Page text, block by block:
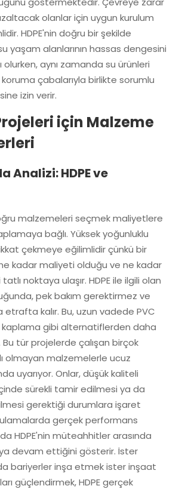
olanlar için uygun kurulum
HDPE'nin doğru bir şekilde
yaşam alanlarının hassas dengesini
olurken, aynı zamanda su ürünleri
çabalarıyla birlikte sorumlu
izin verir.
için Malzeme
Analizi: HDPE ve
malzemeleri seçmek maliyetlere
bağlı. Yüksek yoğunluklu
çekmeye eğilimlidir çünkü bir
kadar maliyeti olduğu ve ne kadar
noktaya ulaşır. HDPE ile ilgili olan
pek bakım gerektirmez ve
etrafta kalır. Bu, uzun vadede PVC
kaplama gibi alternatiflerden daha
tür projelerde çalışan birçok
olmayan malzemelerle ucuz
uyarıyor. Onlar, düşük kaliteli
sürekli tamir edilmesi ya da
gerektiği durumlara işaret
gerçek performans
HDPE'nin müteahhitler arasında
devam ettiğini gösterir. İster
bariyerler inşa etmek ister inşaat
güçlendirmek, HDPE gerçek